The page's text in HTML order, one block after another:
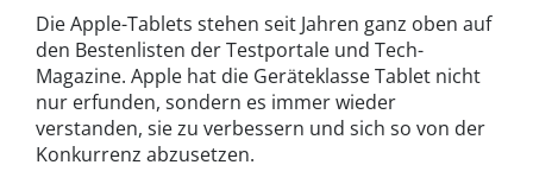
Die Apple-Tablets stehen seit Jahren ganz oben auf
den Bestenlisten der Testportale und Tech-
Magazine. Apple hat die Geräteklasse Tablet nicht
nur erfunden, sondern es immer wieder
verstanden, sie zu verbessern und sich so von der
Konkurrenz abzusetzen.